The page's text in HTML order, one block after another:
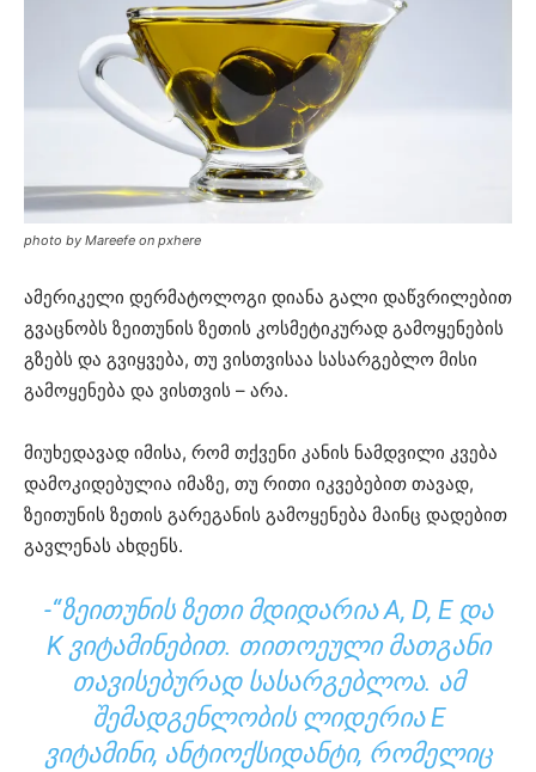
photo by Mareefe on pxhere
ამერიკელი დერმატოლოგი დიანა გალი დაწვრილებით
გვაცნობს ზეითუნის ზეთის კოსმეტიკურად გამოყენების
გზებს და გვიყვება, თუ ვისთვისაა სასარგებლო მისი
გამოყენება და ვისთვის – არა.
მიუხედავად იმისა, რომ თქვენი კანის ნამდვილი კვება
დამოკიდებულია იმაზე, თუ რითი იკვებებით თავად,
ზეითუნის ზეთის გარეგანის გამოყენება მაინც დადებით
გავლენას ახდენს.
-“ᲖᲔᲘᲗᲣᲜᲘᲡ ᲖᲔᲗᲘ ᲛᲓᲘᲓᲐᲠᲘᲐ A, D, E ᲓᲐ
K ᲕᲘᲢᲐᲛᲘᲜᲔᲑᲘᲗ. ᲗᲘᲗᲝᲔᲣᲚᲘ ᲛᲐᲗᲒᲐᲜᲘ
ᲗᲐᲕᲘᲡᲔᲑᲣᲠᲐᲓ ᲡᲐᲡᲐᲠᲒᲔᲑᲚᲝᲐ. ᲐᲛ
ᲨᲔᲛᲐᲓᲒᲔᲜᲚᲝᲑᲘᲡ ᲚᲘᲓᲔᲠᲘᲐ E
ᲕᲘᲢᲐᲛᲘᲜᲘ, ᲐᲜᲢᲘᲝᲥᲡᲘᲓᲐᲜᲢᲘ, ᲠᲝᲛᲔᲚᲘᲪ